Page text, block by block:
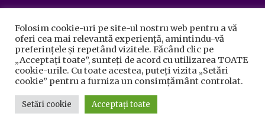
Folosim cookie-uri pe site-ul nostru web pentru a vă
oferi cea mai relevantă experiență, amintindu-vă
preferințele și repetând vizitele. Făcând clic pe
„Acceptați toate”, sunteți de acord cu utilizarea TOATE
cookie-urile. Cu toate acestea, puteți vizita „Setări
cookie” pentru a furniza un consimțământ controlat.
Setări cookie Acceptați toate